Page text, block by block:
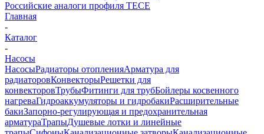
Российские аналоги профиля TECE
Главная
-
Каталог
-
Насосы
НасосыРадиаторы отопленияАрматура для
радиаторовКонвекторыРешетки для
конвекторовТрубыФитинги для трубБойлеры косвенного
нагреваГидроаккумуляторы и гидробакиРасширительные
бакиЗапорно-регулирующая и предохранительная
арматураТрапыДушевые лотки и линейные